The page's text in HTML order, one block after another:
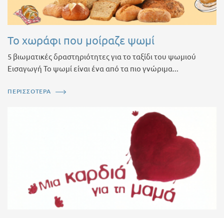
Το χωράφι που μοίραζε ψωμί
5 βιωματικές δραστηριότητες για το ταξίδι του ψωμιού
Εισαγωγή Το ψωμί είναι ένα από τα πιο γνώριμα...
ΠΕΡΙΣΣΟΤΕΡΑ